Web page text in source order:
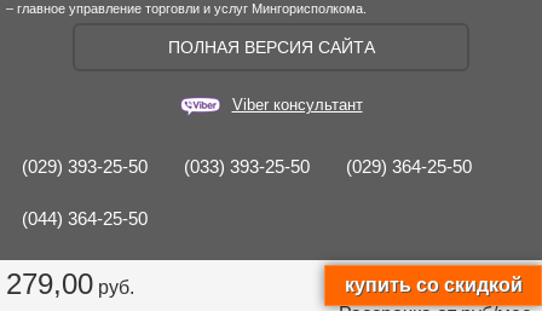
279,00 руб.
– главное управление торговли и услуг Мингорисполкома.
ПОЛНАЯ ВЕРСИЯ САЙТА
Viber консультант
(029) 393-25-50 (033) 393-25-50 (029) 364-25-50
(044) 364-25-50